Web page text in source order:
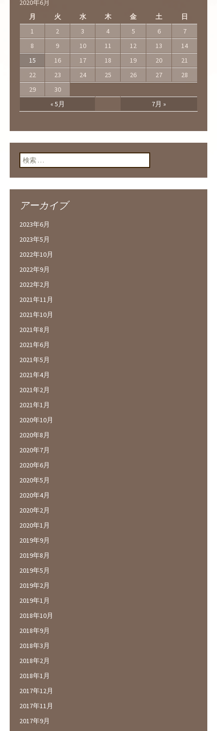
2020年6月
月
火 水 木 金 土 日
« 5月 7月 »
1 2 3 4 5 6
7
8
9 10 11 12 13
14
15
16 17 18 19 20
21
22
23 24 25 26 27
28
29
30
検索:
アーカイブ
2023年6月
2023年5月
2022年10月
2022年9月
2022年2月
2021年11月
2021年10月
2021年8月
2021年6月
2021年5月
2021年4月
2021年2月
2021年1月
2020年10月
2020年8月
2020年7月
2020年6月
2020年5月
2020年4月
2020年2月
2020年1月
2019年9月
2019年8月
2019年5月
2019年2月
2019年1月
2018年10月
2018年9月
2018年3月
2018年2月
2018年1月
2017年12月
2017年11月
2017年9月